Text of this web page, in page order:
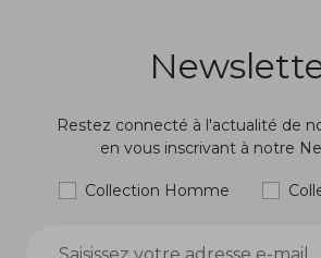
Restez connecté à l'actualité de
en vous inscrivant à notre
Collection Homme